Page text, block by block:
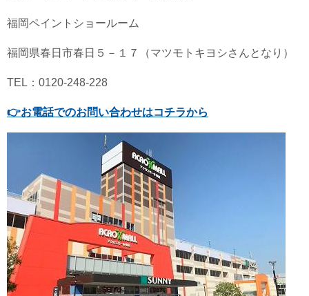
福岡ペイントショールーム
福岡県春日市春日５－１７（マツモトキヨシさんとなり）
TEL：0120-248-228
👉お電話でのお問い合わせはコチラから